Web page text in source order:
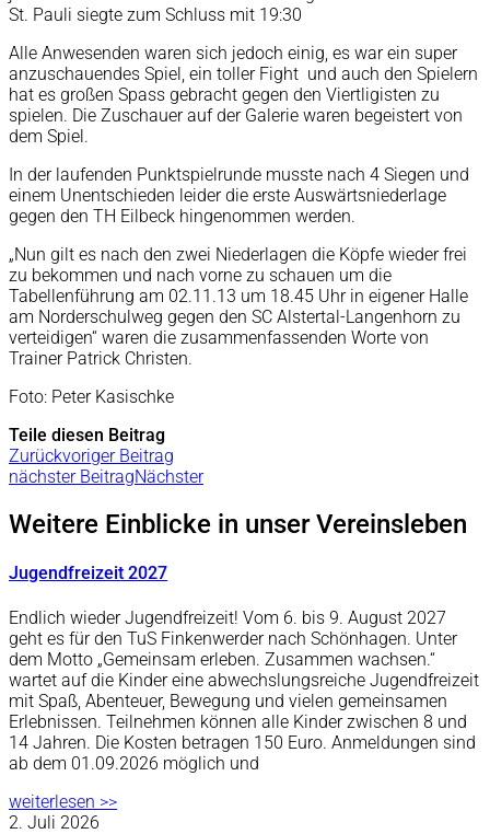
St. Pauli siegte zum Schluss mit 19:30
Alle Anwesenden waren sich jedoch einig, es war ein super
anzuschauendes Spiel, ein toller Fight und auch den Spielern
hat es großen Spass gebracht gegen den Viertligisten zu
spielen. Die Zuschauer auf der Galerie waren begeistert von
dem Spiel.
In der laufenden Punktspielrunde musste nach 4 Siegen und
einem Unentschieden leider die erste Auswärtsniederlage
gegen den TH Eilbeck hingenommen werden.
„Nun gilt es nach den zwei Niederlagen die Köpfe wieder frei
zu bekommen und nach vorne zu schauen um die
Tabellenführung am 02.11.13 um 18.45 Uhr in eigener Halle
am Norderschulweg gegen den SC Alstertal-Langenhorn zu
verteidigen“ waren die zusammenfassenden Worte von
Trainer Patrick Christen.
Foto: Peter Kasischke
Teile diesen Beitrag
Zurückvoriger Beitrag
nächster BeitragNächster
Weitere Einblicke in unser Vereinsleben
Jugendfreizeit 2027
Endlich wieder Jugendfreizeit! Vom 6. bis 9. August 2027
geht es für den TuS Finkenwerder nach Schönhagen. Unter
dem Motto „Gemeinsam erleben. Zusammen wachsen.“
wartet auf die Kinder eine abwechslungsreiche Jugendfreizeit
mit Spaß, Abenteuer, Bewegung und vielen gemeinsamen
Erlebnissen. Teilnehmen können alle Kinder zwischen 8 und
14 Jahren. Die Kosten betragen 150 Euro. Anmeldungen sind
ab dem 01.09.2026 möglich und
weiterlesen >>
2. Juli 2026